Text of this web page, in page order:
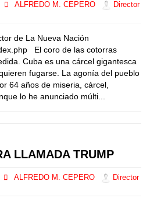
ALFREDO M. CEPERO
Director
de La Nueva Nación
El coro de las cotorras
Cuba es una cárcel gigantesca
fugarse. La agonía del pueblo
64 años de miseria, cárcel,
lo he anunciado múlti...
LLAMADA TRUMP
ALFREDO M. CEPERO
Director